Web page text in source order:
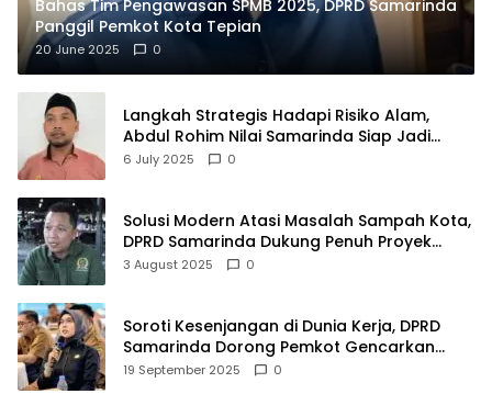
Bahas Tim Pengawasan SPMB 2025, DPRD Samarinda
Panggil Pemkot Kota Tepian
20 June 2025 0
Langkah Strategis Hadapi Risiko Alam,
Abdul Rohim Nilai Samarinda Siap Jadi
Pusat Logistik Bencana Kalimantan
6 July 2025 0
Solusi Modern Atasi Masalah Sampah Kota,
DPRD Samarinda Dukung Penuh Proyek
PLTSA
3 August 2025 0
Soroti Kesenjangan di Dunia Kerja, DPRD
Samarinda Dorong Pemkot Gencarkan
Pemberdayaan Perempuan
19 September 2025 0